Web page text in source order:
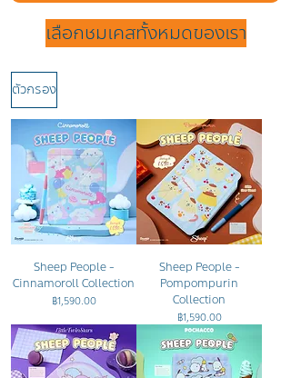
เลือกชมเคสทั้งหมดของเรา
ตัวกรอง
Sheep People -
Cinnamoroll Collection
ราคา
฿1,590.00
Sheep People -
Pompompurin
Collection
ราคา
฿1,590.00